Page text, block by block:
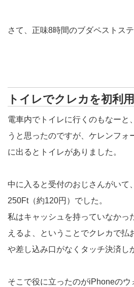
さて、正味8時間のブダペストス
トイレでクレカを初利用
電車内でトイレに行くのもなーと
うと思ったのですが、ケレンフォ
に出るとトイレがありました。
中に入ると受付のおじさんがいて
250Ft（約120円）でした。
私はキャッシュを持っていなかっ
えるよ、ということでクレカで払
や差し込み口がなくタッチ決済し
そこで役に立ったのがiPhoneのウ